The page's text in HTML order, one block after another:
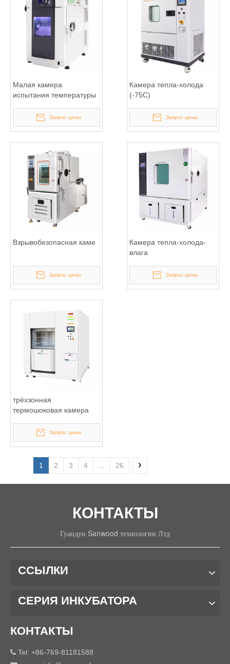
Малая камера
испытания температуры
Запрос цены
Камера тепла-холода
(-75С)
Запрос цены
Взрывобезопасная каме
Запрос цены
Камера тепла-холода-
влага
Запрос цены
трёхзонная
термошоковая камера
Запрос цены
1 2 3 4 26
КОНТАКТЫ
Гуандун Sanwood технологии Лтд
ССЫЛКИ
СЕРИЯ ИНКУБАТОРА
КОНТАКТЫ
 Tel: +86-769-81181588